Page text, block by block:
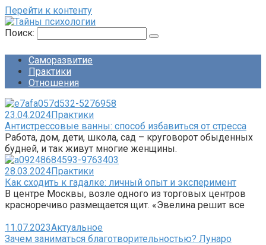
Перейти к контенту
Поиск:
Саморазвитие
Практики
Отношения
23.04.2024Практики
Антистрессовые ванны: способ избавиться от стресса
Работа, дом, дети, школа, сад – круговорот обыденных
будней, и так живут многие женщины.
28.03.2024Практики
Как сходить к гадалке: личный опыт и эксперимент
В центре Москвы, возле одного из торговых центров
красноречиво размещается щит. «Эвелина решит все
11.07.2023Актуальное
Зачем заниматься благотворительностью? Лунаро